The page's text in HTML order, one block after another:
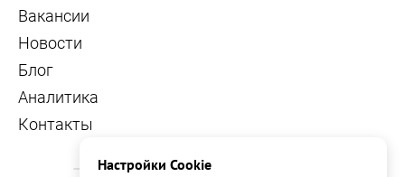
Вакансии
Новости
Блог
Аналитика
Контакты
Настройки Cookie